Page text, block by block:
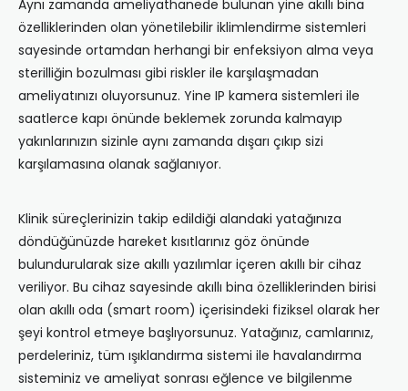
Aynı zamanda ameliyathanede bulunan yine akıllı bina
özelliklerinden olan yönetilebilir iklimlendirme sistemleri
sayesinde ortamdan herhangi bir enfeksiyon alma veya
sterilliğin bozulması gibi riskler ile karşılaşmadan
ameliyatınızı oluyorsunuz. Yine IP kamera sistemleri ile
saatlerce kapı önünde beklemek zorunda kalmayıp
yakınlarınızın sizinle aynı zamanda dışarı çıkıp sizi
karşılamasına olanak sağlanıyor.
Klinik süreçlerinizin takip edildiği alandaki yatağınıza
döndüğünüzde hareket kısıtlarınız göz önünde
bulundurularak size akıllı yazılımlar içeren akıllı bir cihaz
veriliyor. Bu cihaz sayesinde akıllı bina özelliklerinden birisi
olan akıllı oda (smart room) içerisindeki fiziksel olarak her
şeyi kontrol etmeye başlıyorsunuz. Yatağınız, camlarınız,
perdeleriniz, tüm ışıklandırma sistemi ile havalandırma
sisteminiz ve ameliyat sonrası eğlence ve bilgilenme